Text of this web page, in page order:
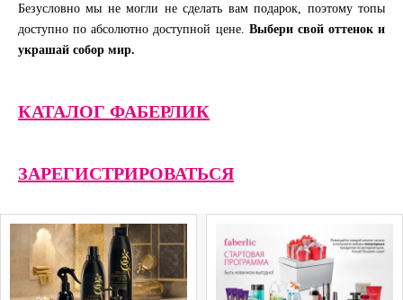
Безусловно мы не могли не сделать вам подарок, поэтому топы
доступно по абсолютно доступной цене. Выбери свой оттенок и
украшай собор мир.
КАТАЛОГ ФАБЕРЛИК
ЗАРЕГИСТРИРОВАТЬСЯ